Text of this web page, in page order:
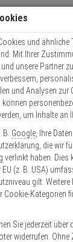
Warenkorb
0 ARTIKEL IM
Ihr
Ergebnisse ()
0Mo. - Do.: 8:00 -
Kontaktservice
und ähnliche
Mit Ihrer
und unsere Partner
und Analysen zur
um Inhalte an
Google , Ihre
die wir
verlinkt haben. Dies
EU (z. B. USA)
gilt.
Cookie-Kategorien
Sie jederzeit über
widerrufen.